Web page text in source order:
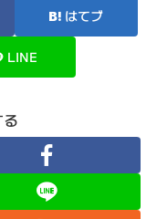
はてブ
LINE